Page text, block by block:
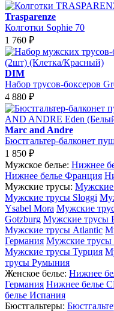
Trasparenze
Колготки Sophie 70
1 760 ₽
DIM
Набор трусов-боксеров
4 880 ₽
Marc and Andre
Бюстгальтер-балконет
1 850 ₽
Мужское белье: Нижнее
Нижнее белье Франция
Мужские трусы:
Мужские трусы Sloggi
Ysabel Mora Мужские
Gotzburg Мужские трусы
Мужские трусы Atlantic
Германия Мужские
Мужские трусы Турция
трусы Румыния
Женское белье: Нижнее
Германия Нижнее белье
белье Испания
Бюстгальтеры: